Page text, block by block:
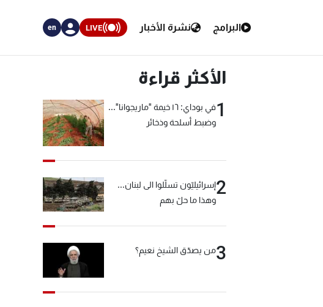
البرامج نشرة الأخبار LIVE
en
الأكثر قراءة
1
في بوداي: ١٦ خيمة "ماريجوانا"...
وضبط أسلحة وذخائر
2إسرائيليّون تسلّلوا الى لبنان...
وهذا ما حلّ بهم
3من يصدّق الشيخ نعيم؟